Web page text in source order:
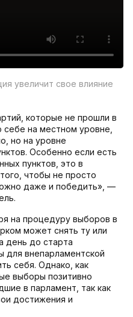
увеличит свое влияние
которые не прошли в
себе на местном уровне,
но на уровне
Особенно если есть
пунктов, это в
чтобы не просто
даже и победить», —
на процедуру выборов в
может снять ту или
день до старта
для внепарламентской
себя. Однако, как
выборы позитивно
в парламент, так как
достижения и